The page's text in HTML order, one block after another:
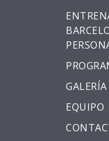
GALERÍA
EQUIPO